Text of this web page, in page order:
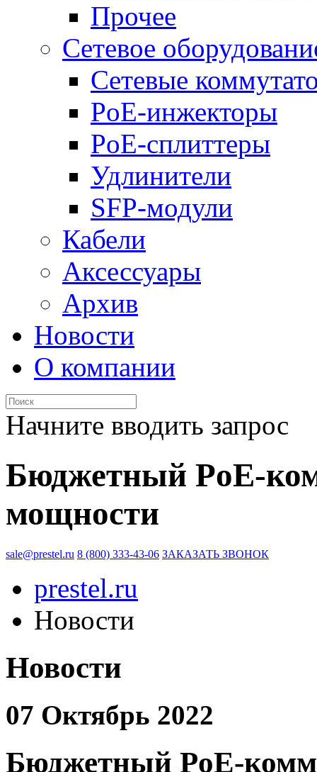
Прочее
Сетевое
Сетевые
PoE-инжекторы
PoE-сплиттеры
Удлинители
SFP-модули
Кабели
Аксессуары
Архив
Новости
О компании
Начните вводить запрос
Бюджетный PoE-
мощности
sale@prestel.ru 8 (800) 333-43-06 ЗАКАЗАТЬ ЗВОНОК
prestel.ru
Новости
Новости
07 Октябрь 2022
Бюджетный PoE-